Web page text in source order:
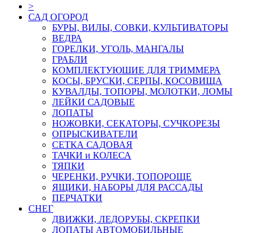
>
САД ОГОРОД
БУРЫ, ВИЛЫ, СОВКИ, КУЛЬТИВАТОРЫ
ВЕДРА
ГОРЕЛКИ, УГОЛЬ, МАНГАЛЫ
ГРАБЛИ
КОМПЛЕКТУЮШИЕ ДЛЯ ТРИММЕРА
КОСЫ, БРУСКИ, СЕРПЫ, КОСОВИЩА
КУВАЛДЫ, ТОПОРЫ, МОЛОТКИ, ЛОМЫ
ЛЕЙКИ САДОВЫЕ
ЛОПАТЫ
НОЖОВКИ, СЕКАТОРЫ, СУЧКОРЕЗЫ
ОПРЫСКИВАТЕЛИ
СЕТКА САДОВАЯ
ТАЧКИ и КОЛЕСА
ТЯПКИ
ЧЕРЕНКИ, РУЧКИ, ТОПОРОЩЕ
ЯЩИКИ, НАБОРЫ ДЛЯ РАССАДЫ
ПЕРЧАТКИ
СНЕГ
ДВИЖКИ, ЛЕДОРУБЫ, СКРЕПКИ
ЛОПАТЫ АВТОМОБИЛЬНЫЕ